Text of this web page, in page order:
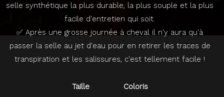
selle synthétique la plus durable, la plus souple et la plus
facile d'entretien qui soit.
✅ Après une grosse journée à cheval il n'y aura qu'à
passer la selle au jet d'eau pour en retirer les traces de
transpiration et les salissures, c'est tellement facile !
Taille Coloris